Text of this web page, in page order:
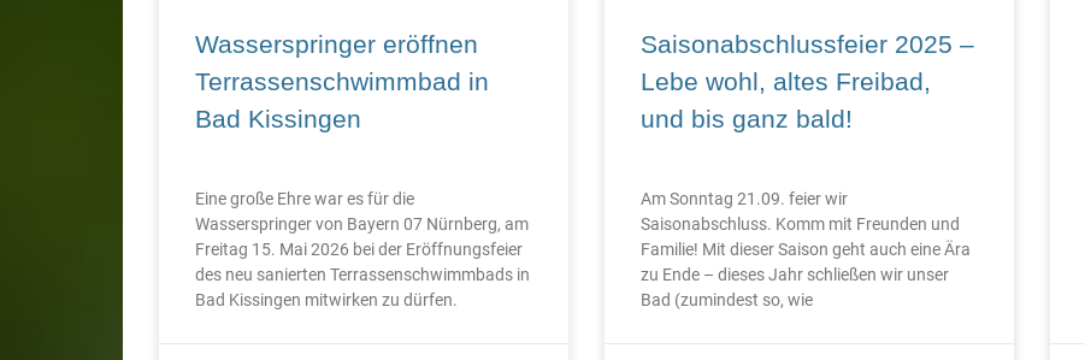
Wasserspringer eröffnen
Terrassenschwimmbad in
Bad Kissingen
Eine große Ehre war es für die
Wasserspringer von Bayern 07 Nürnberg, am
Freitag 15. Mai 2026 bei der Eröffnungsfeier
des neu sanierten Terrassenschwimmbads in
Bad Kissingen mitwirken zu dürfen.
Saisonabschlussfeier 2025 –
Lebe wohl, altes Freibad,
und bis ganz bald!
Am Sonntag 21.09. feier wir
Saisonabschluss. Komm mit Freunden und
Familie! Mit dieser Saison geht auch eine Ära
zu Ende – dieses Jahr schließen wir unser
Bad (zumindest so, wie